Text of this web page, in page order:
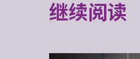
继续阅读